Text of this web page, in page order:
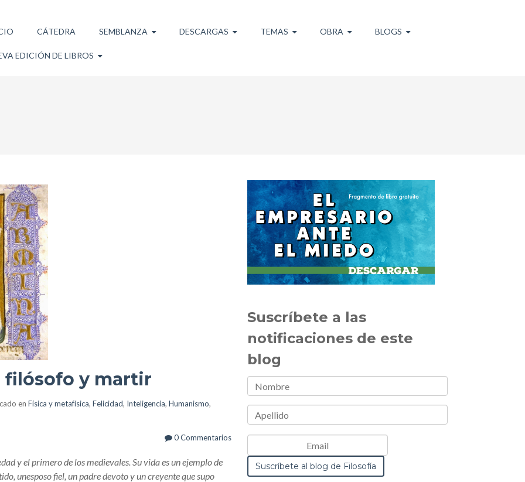
CÁTEDRA SEMBLANZA DESCARGAS TEMAS OBRA BLOGS
EDICIÓN DE LIBROS
filósofo y martir
en Física y metafísica, Felicidad, Inteligencia, Humanismo,
0 Commentarios
y el primero de los medievales. Su vida es un ejemplo de
unesposo fiel, un padre devoto y un creyente que supo
Suscríbete a las
notificaciones de este
blog